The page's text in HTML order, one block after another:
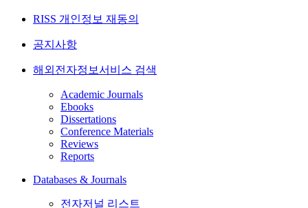
RISS 개인정보 재동의
공지사항
해외전자정보서비스 검색
Academic Journals
Ebooks
Dissertations
Conference Materials
Reviews
Reports
Databases & Journals
전자저널 리스트